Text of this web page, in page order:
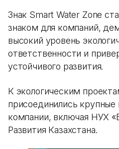
Знак Smart Water Zone
знаком для компаний,
высокий уровень
ответственности и
устойчивого развития.
К экологическим
присоединились крупные
компании, включая НУХ
Развития Казахстана.